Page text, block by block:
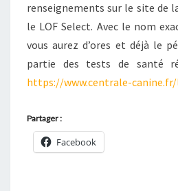
renseignements sur le site de
le LOF Select. Avec le nom
vous aurez d’ores et déjà le
partie des tests de santé
https://www.centrale-
Partager :
Facebook